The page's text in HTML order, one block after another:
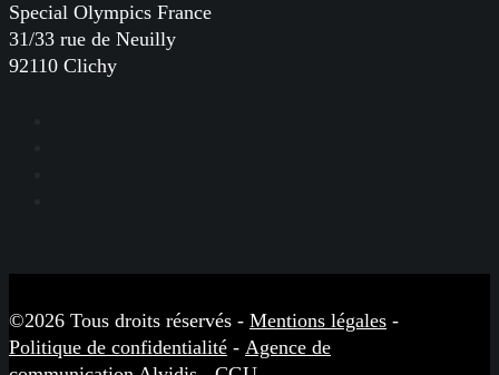
Special Olympics France
31/33 rue de Neuilly
92110 Clichy
©2026 Tous droits réservés - Mentions légales -
Politique de confidentialité - Agence de